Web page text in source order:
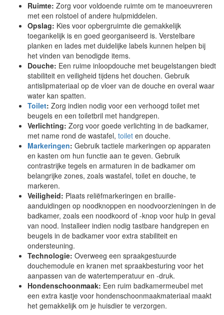
Ruimte: Zorg voor voldoende ruimte om te manoeuvreren
met een rolstoel of andere hulpmiddelen.
Opslag: Kies voor opbergruimte die gemakkelijk
toegankelijk is en goed georganiseerd is. Verstelbare
planken en lades met duidelijke labels kunnen helpen bij
het vinden van benodigde items.
Douche: Een ruime inloopdouche met beugelstangen biedt
stabiliteit en veiligheid tijdens het douchen. Gebruik
antislipmateriaal op de vloer van de douche en overal waar
water kan spatten.
Toilet: Zorg indien nodig voor een verhoogd toilet met
beugels en een toiletbril met handgrepen.
Verlichting: Zorg voor goede verlichting in de badkamer,
met name rond de wastafel, toilet en douche.
Markeringen: Gebruik tactiele markeringen op apparaten
en kasten om hun functie aan te geven. Gebruik
contrastrijke tegels en armaturen in de badkamer om
belangrijke zones, zoals wastafel, toilet en douche, te
markeren.
Veiligheid: Plaats reliëfmarkeringen en braille-
aanduidingen op noodknoppen en noodvoorzieningen in de
badkamer, zoals een noodkoord of -knop voor hulp in geval
van nood. Installeer indien nodig tastbare handgrepen en
beugels in de badkamer voor extra stabiliteit en
ondersteuning.
Technologie: Overweeg een spraakgestuurde
douchemodule en kranen met spraakbesturing voor het
aanpassen van de watertemperatuur en -druk.
Hondenschoonmaak: Een ruim badkamermeubel met
een extra kastje voor hondenschoonmaakmateriaal maakt
het gemakkelijk om je huisdier te verzorgen.